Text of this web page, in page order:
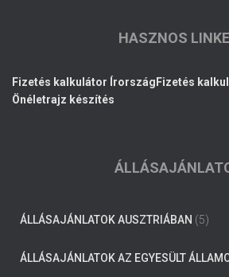
HASZNOS
Fizetés kalkulátor Írország Fizetés
Önéletrajz készítés
ÁLLÁSAJÁNLATOK AUSZTRIÁBAN (5)
ÁLLÁSAJÁNLATOK AZ EGYESÜLT